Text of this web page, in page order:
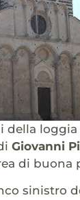
della
Giovanni
di buona
sinistro